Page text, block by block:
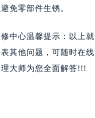
免零部件生锈。
心温馨提示：以上就
其他问题，可随时在
大师为您全面解答!!!